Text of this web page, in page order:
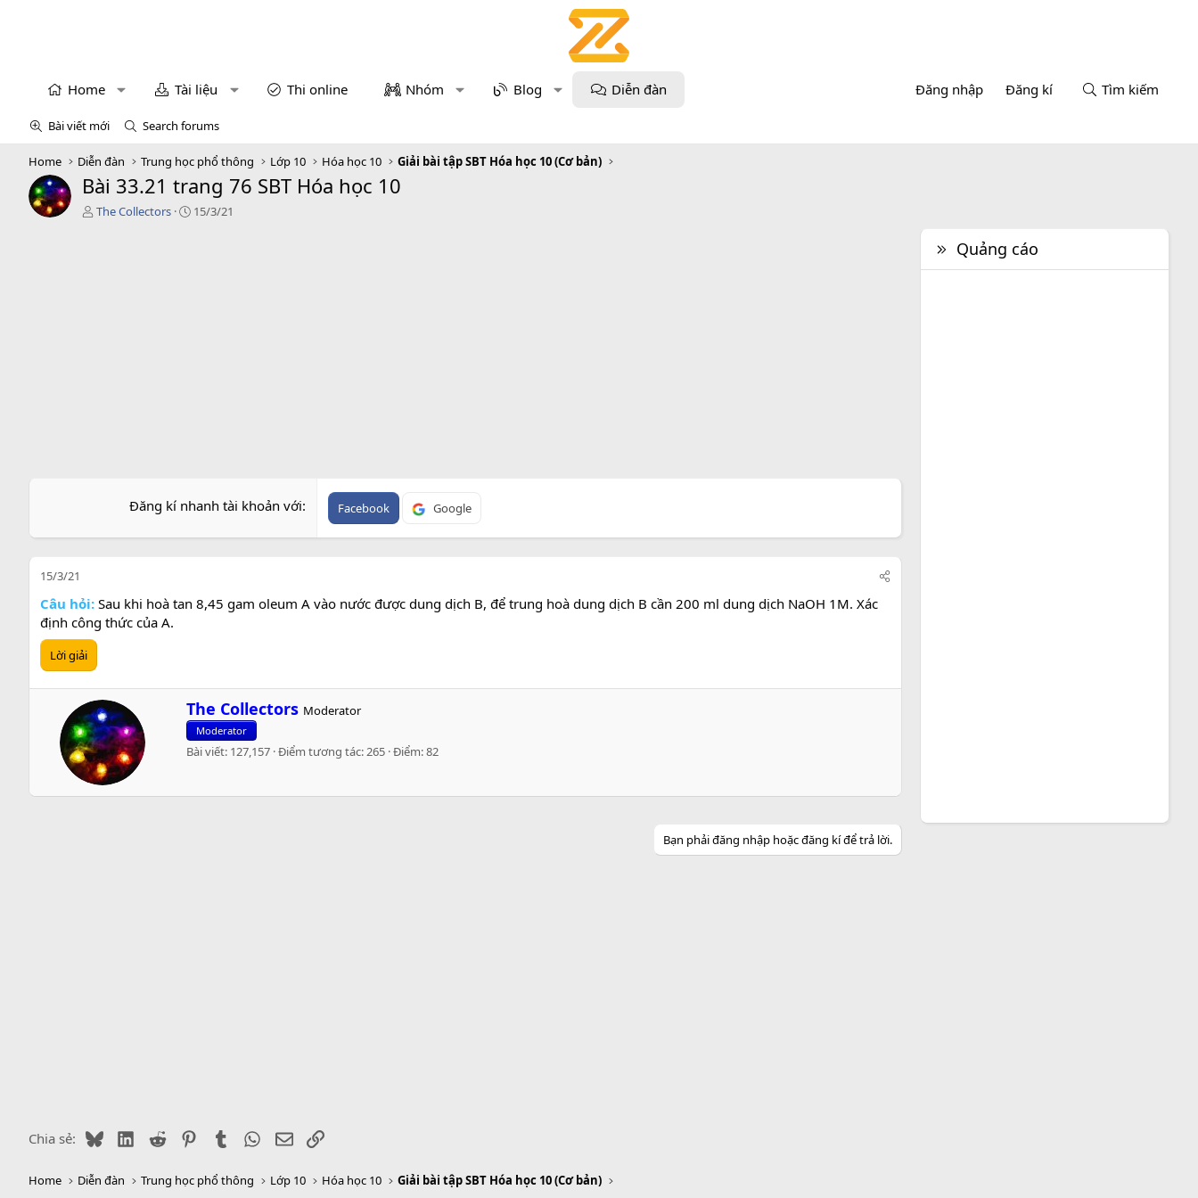
Home Tài liệu Thi online Nhóm Blog Diễn đàn Đăng nhập Đăng kí Tìm kiếm
Bài viết mới Search forums
Home Diễn đàn Trung học phổ thông Lớp 10 Hóa học 10 Giải bài tập SBT Hóa học 10 (Cơ bản)
Bài 33.21 trang 76 SBT Hóa học 10
T
The Collectors
C15/3/21
Đăng kí nhanh tài khoản với Facebook Google
15/3/21
Câu hỏi: Sau khi hoà tan 8,45 gam oleum A vào nước được dung dịch B, để trung hoà dung dịch B cần 200 ml dung dịch NaOH 1M. Xác
định công thức của A.
Lời giải
W
r
i
t
n
The Collectors Moderator
Moderator
Bài viết 127,157 Điểm tương tác 265 Điểm 82
Bạn phải đăng nhập hoặc đăng kí để trả lời.
Chia sẻ: BlueskyLinkedIn
Reddit PinterestTumblr WhatsApp
EmailLink
Quảng cáo
Home Diễn đàn Trung học phổ thông Lớp 10 Hóa học 10 Giải bài tập SBT Hóa học 10 (Cơ bản)